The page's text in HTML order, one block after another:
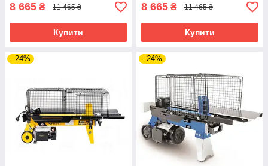
8 665 ₴ 11 465 ₴
Купити
8 665 ₴ 11 465 ₴
Купити
–24% –24%